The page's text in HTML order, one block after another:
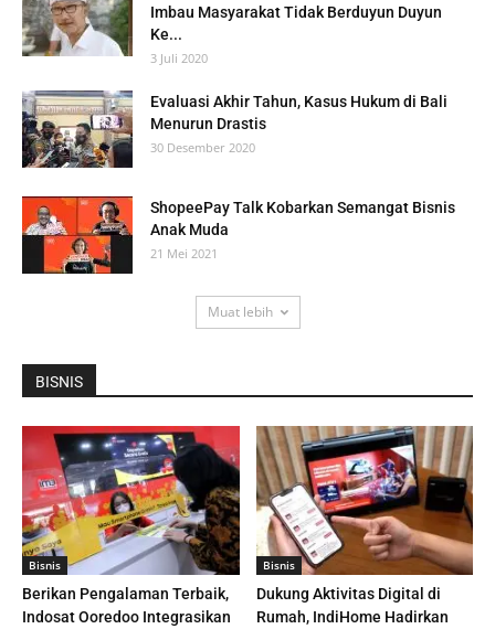
Imbau Masyarakat Tidak Berduyun Duyun
Ke...
3 Juli 2020
Evaluasi Akhir Tahun, Kasus Hukum di Bali
Menurun Drastis
30 Desember 2020
ShopeePay Talk Kobarkan Semangat Bisnis
Anak Muda
21 Mei 2021
Muat lebih
BISNIS
Bisnis
Berikan Pengalaman Terbaik,
Indosat Ooredoo Integrasikan
Bisnis
Dukung Aktivitas Digital di
Rumah, IndiHome Hadirkan